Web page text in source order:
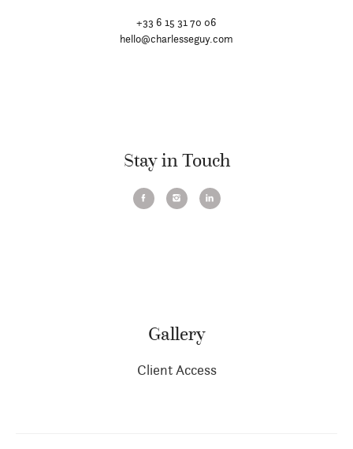
+33 6 15 31 70 06
hello@charlesseguy.com
Stay in Touch
Gallery
Client Access